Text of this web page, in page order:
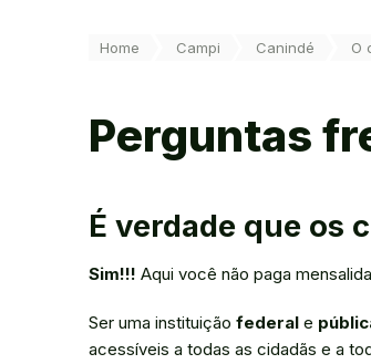
Você está aqui:
Home Campi Canindé O
Perguntas
É verdade que os
Sim!!! Aqui você não paga
Ser uma instituição federal e
acessíveis a todas as cidadãs e a